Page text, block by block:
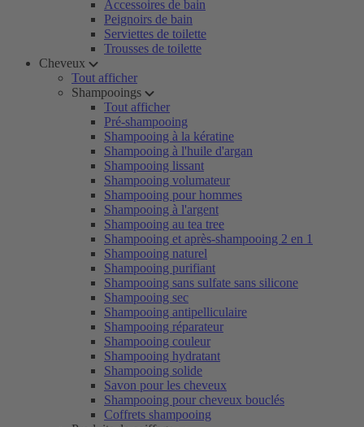
Accessoires de bain
Peignoirs de bain
Serviettes de toilette
Trousses de toilette
Cheveux
Tout afficher
Shampooings
Tout afficher
Pré-shampooing
Shampooing à la kératine
Shampooing à l'huile d'argan
Shampooing lissant
Shampooing volumateur
Shampooing pour hommes
Shampooing à l'argent
Shampooing au tea tree
Shampooing et après-shampooing 2 en 1
Shampooing naturel
Shampooing purifiant
Shampooing sans sulfate sans silicone
Shampooing sec
Shampooing antipelliculaire
Shampooing réparateur
Shampooing couleur
Shampooing hydratant
Shampooing solide
Savon pour les cheveux
Shampooing pour cheveux bouclés
Coffrets shampooing